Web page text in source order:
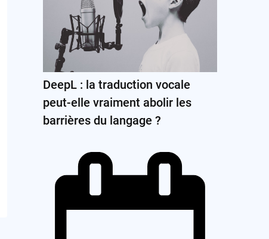
DeepL : la traduction vocale
peut-elle vraiment abolir les
barrières du langage ?